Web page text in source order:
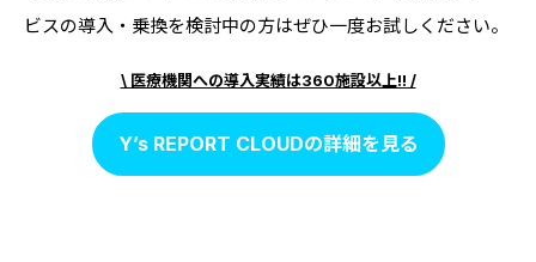
ビスの導入・乗換を検討中の方はぜひ一度お試しください。
\ 医療機関への導入実績は360施設以上!! /
Y’s REPORT CLOUDの詳細を見る